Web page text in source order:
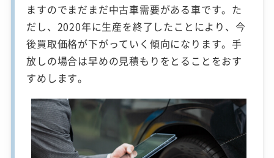
ますのでまだまだ中古車需要がある車です。た
だし、2020年に生産を終了したことにより、今
後買取価格が下がっていく傾向になります。手
放しの場合は早めの見積もりをとることをおす
すめします。